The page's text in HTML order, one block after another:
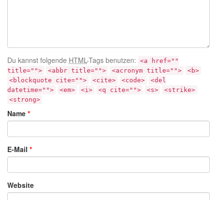
Du kannst folgende HTML-Tags benutzen: <a href=""
title="">
<abbr title=""> <acronym title="">
<b>
<blockquote cite="">
<cite> <code>
<del
datetime="">
<em> <i> <q cite=""> <s>
<strike>
<strong>
Name *
E-Mail *
Website